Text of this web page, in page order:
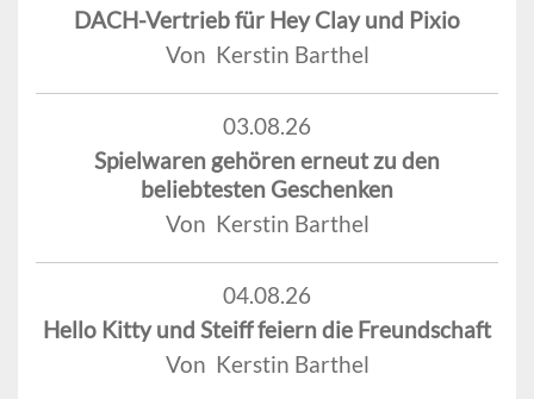
DACH-Vertrieb für Hey Clay und Pixio
Von Kerstin Barthel
03.08.26
Spielwaren gehören erneut zu den
beliebtesten Geschenken
Von Kerstin Barthel
04.08.26
Hello Kitty und Steiff feiern die Freundschaft
Von Kerstin Barthel